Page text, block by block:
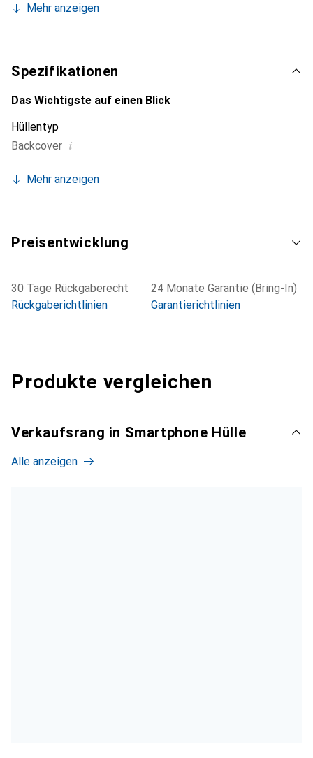
unverzichtbaren Accessoire Ihres Smartphones. Die Marke
Produkte und ist eine sichere Wahl für eine anspruchsvolle
Kundschaft.
Mehr anzeigen
Spezifikationen
Das Wichtigste auf einen Blick
Hüllentyp
Backcover i
Mehr anzeigen
Preisentwicklung
30 Tage Rückgaberecht
Rückgaberichtlinien
24 Monate Garantie (Bring-In)
Garantierichtlinien
Produkte vergleichen
Verkaufsrang in Smartphone Hülle
Alle anzeigen